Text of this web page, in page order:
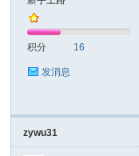
(C
积分 16
发消息
zywu31